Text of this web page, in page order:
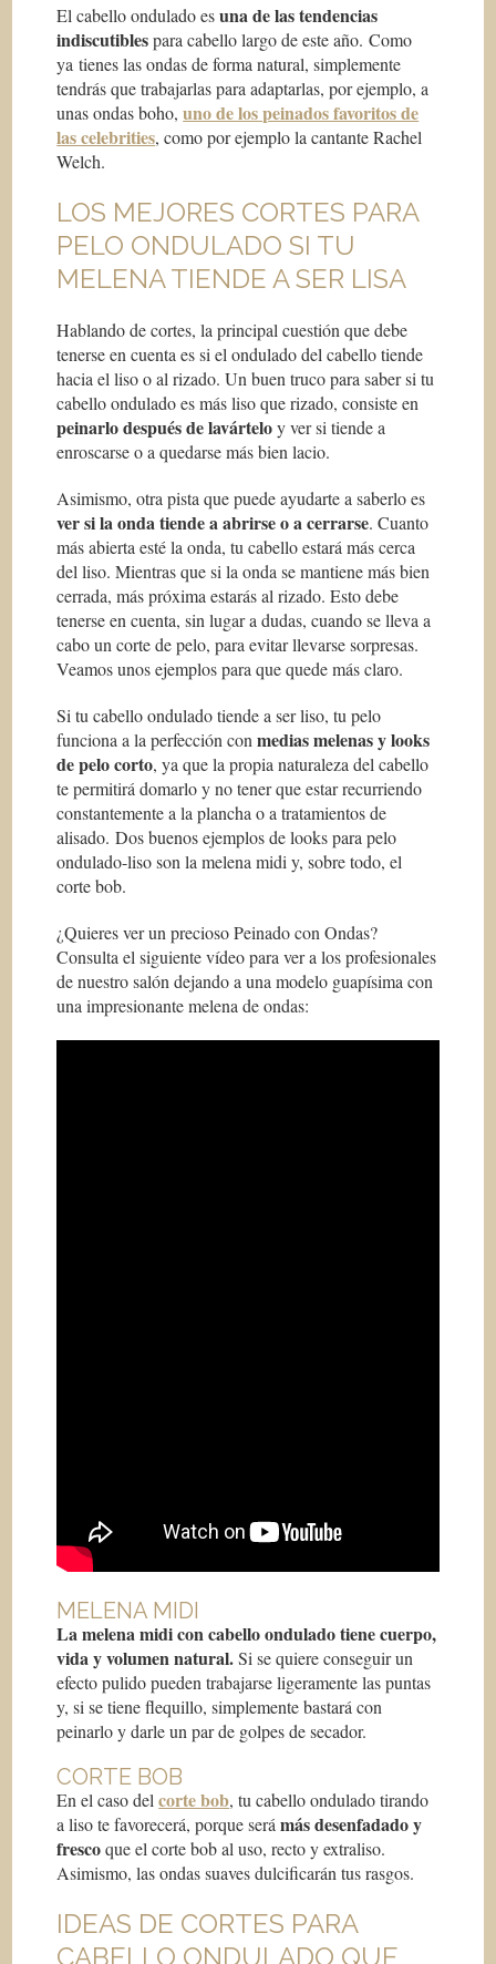
El cabello ondulado esuna de las tendencias
indiscutiblespara cabello largo de este año. Como
ya tienes las ondas de forma natural, simplemente
tendrás que trabajarlas para adaptarlas, por ejemplo, a
unas ondas boho,uno de los peinados favoritos de
las celebrities, como por ejemplo la cantante Rachel
Welch.
LOS MEJORES CORTES PARA
PELO ONDULADO SI TU
MELENA TIENDE A SER LISA
Hablando de cortes, la principal cuestión que debe
tenerse en cuenta es si el ondulado del cabello tiende
hacia el liso o al rizado. Un buen truco para saber si tu
cabello ondulado es más liso que rizado, consiste en
peinarlo después de lavárteloy ver si tiende a
enroscarse o a quedarse más bien lacio.
Asimismo, otra pista que puede ayudarte a saberlo es
ver si la onda tiende a abrirse o a cerrarse. Cuanto
más abierta esté la onda, tu cabello estará más cerca
del liso. Mientras que si la onda se mantiene más bien
cerrada, más próxima estarás al rizado. Esto debe
tenerse en cuenta, sin lugar a dudas, cuando se lleva a
cabo un corte de pelo, para evitar llevarse sorpresas.
Veamos unos ejemplos para que quede más claro.
Si tu cabello ondulado tiende a ser liso, tu pelo
funciona a la perfección con medias melenas y looks
de pelo corto, ya que la propia naturaleza del cabello
te permitirá domarlo y no tener que estar recurriendo
constantemente a la plancha o a tratamientos de
alisado. Dos buenos ejemplos de looks para pelo
ondulado-liso son la melena midi y, sobre todo, el
corte bob.
¿Quieres ver un precioso Peinado con Ondas?
Consulta el siguiente vídeo para ver a los profesionales
de nuestro salón dejando a una modelo guapísima con
una impresionante melena de ondas:
MELENA MIDI
La melena midi con cabello ondulado tiene cuerpo,
vida y volumen natural.Si se quiere conseguir un
efecto pulido pueden trabajarse ligeramente las puntas
y, si se tiene flequillo, simplemente bastará con
peinarlo y darle un par de golpes de secador.
CORTE BOB
En el caso delcorte bob, tu cabello ondulado tirando
a liso te favorecerá, porque serámás desenfadado y
frescoque el corte bob al uso, recto y extraliso.
Asimismo, las ondas suaves dulcificarán tus rasgos.
IDEAS DE CORTES PARA
CABELLO ONDULADO QUE